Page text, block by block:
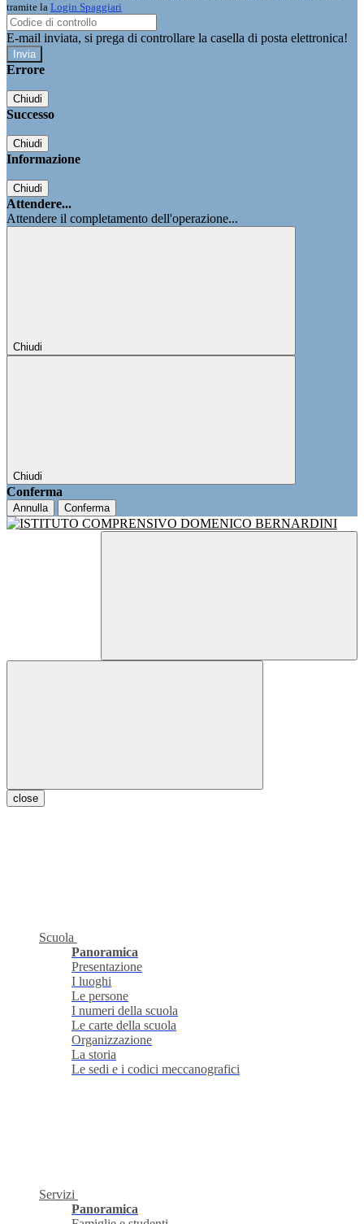
tramite la Login Spaggiari
E-mail inviata, si prega di controllare la casella di posta elettronica!
Errore
Chiudi
Successo
Chiudi
Informazione
Chiudi
Attendere...
Attendere il completamento dell'operazione...
Chiudi
Chiudi
Conferma
Annulla Conferma
close
Scuola
Panoramica
Presentazione
I luoghi
Le persone
I numeri della scuola
Le carte della scuola
Organizzazione
La storia
Le sedi e i codici meccanografici
Servizi
Panoramica